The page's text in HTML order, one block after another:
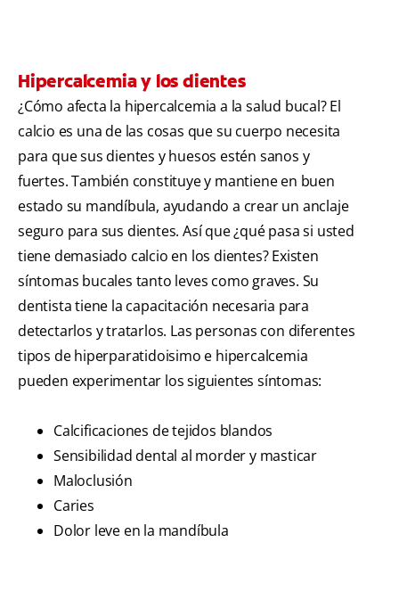
Hipercalcemia y los dientes
¿Cómo afecta la hipercalcemia a la salud bucal? El
calcio es una de las cosas que su cuerpo necesita
para que sus dientes y huesos estén sanos y
fuertes. También constituye y mantiene en buen
estado su mandíbula, ayudando a crear un anclaje
seguro para sus dientes. Así que ¿qué pasa si usted
tiene demasiado calcio en los dientes? Existen
síntomas bucales tanto leves como graves. Su
dentista tiene la capacitación necesaria para
detectarlos y tratarlos. Las personas con diferentes
tipos de hiperparatidoisimo e hipercalcemia
pueden experimentar los siguientes síntomas:
Calcificaciones de tejidos blandos
Sensibilidad dental al morder y masticar
Maloclusión
Caries
Dolor leve en la mandíbula